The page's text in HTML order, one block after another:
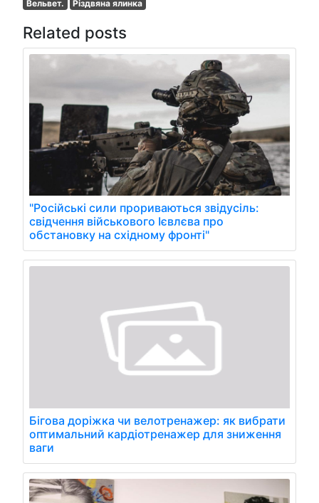
Вельвет.
Різдвяна ялинка
Related posts
"Російські сили прориваються звідусіль:
свідчення військового Ієвлєва про
обстановку на східному фронті"
Бігова доріжка чи велотренажер: як вибрати
оптимальний кардіотренажер для зниження
ваги